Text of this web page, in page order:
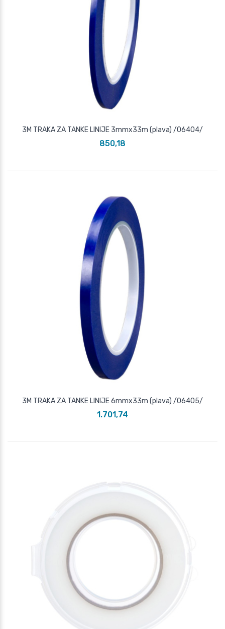
3M TRAKA ZA TANKE LINIJE 3mmx33m (plava) /06404/
850,18
3M TRAKA ZA TANKE LINIJE 6mmx33m (plava) /06405/
1.701,74